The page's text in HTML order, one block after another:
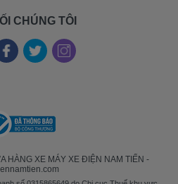
CHÚNG TÔI
HÀNG XE MÁY XE ĐIỆN NAM TIẾN -